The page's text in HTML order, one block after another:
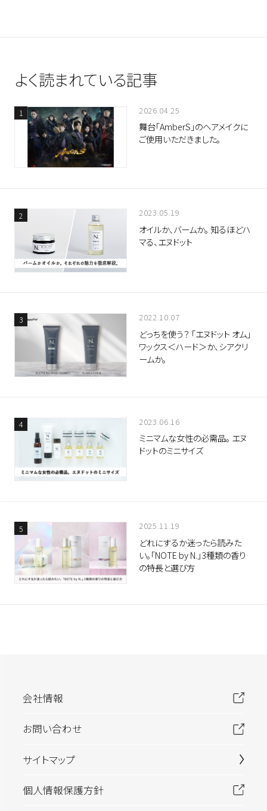
よく読まれている記事
2026.04.25
舞台「AmberS」のヘアメイクに
ご使用いただきました。
2023.05.19
オイルか、バームか。 知るほどハ
マる、エヌドット
2022.10.07
どっちを使う？ 「エヌドット オム」
ワックス＜ハード＞か、シアクリ
ームか。
2023.06.16
ミニマムな女性の必需品。 エヌ
ドットのミニサイズ
2025.11.19
どれにするか迷ったら読みた
い。「NOTE by N.」3種類の香り
の特長と選び方
会社情報
お問い合わせ
サイトマップ
個人情報保護方針